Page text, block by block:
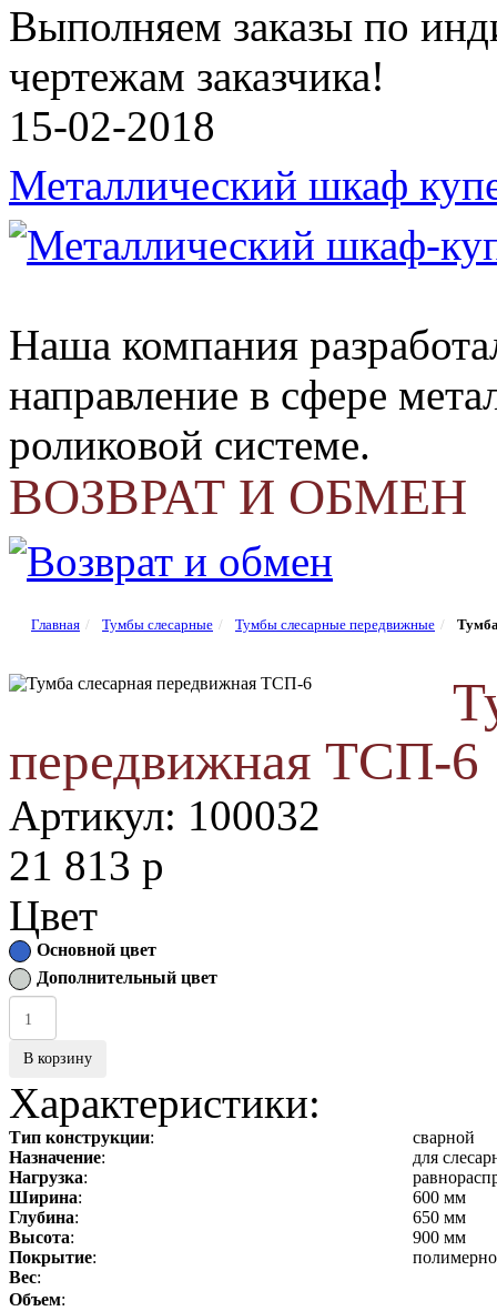
Выполняем заказы по
чертежам заказчика!
15-02-2018
Металлический шкаф
Наша компания
направление в сфере
роликовой системе.
ВОЗВРАТ И ОБМЕН
Главная Тумбы слесарные Тумбы слесарные передвижные
передвижная ТСП-6
Артикул: 100032
21 813 p
Цвет
Основной цвет
Дополнительный цвет
В корзину
Характеристики:
Тип конструкции:
сварной
Назначение:
для
Нагрузка:
Ширина:
600 мм
Глубина:
650 мм
Высота:
900 мм
Покрытие:
Вес:
Объем: